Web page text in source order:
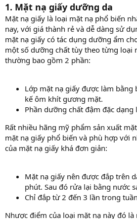
1. Mặt nạ giấy dưỡng da
Mặt nạ giấy là loại mặt nạ phổ biến
nay, với giá thành rẻ và dễ dàng sử
mặt nạ giấy có tác dụng dưỡng ẩm
một số dưỡng chất tùy theo từng loại
thường bao gồm 2 phần:
Lớp mặt nạ giấy được làm
kế ôm khít gương mặt.
Phần dưỡng chất đậm đặc dạng
Rất nhiều hãng mỹ phẩm sản xuất
mặt nạ giấy phổ biến và phù hợp với
của mặt nạ giấy khá đơn giản:
Mặt nạ giấy nên được đắp trên
phút. Sau đó rửa lại bằng nước
Chỉ đắp từ 2 đến 3 lần trong
Nhược điểm của loại mặt nạ này đó là